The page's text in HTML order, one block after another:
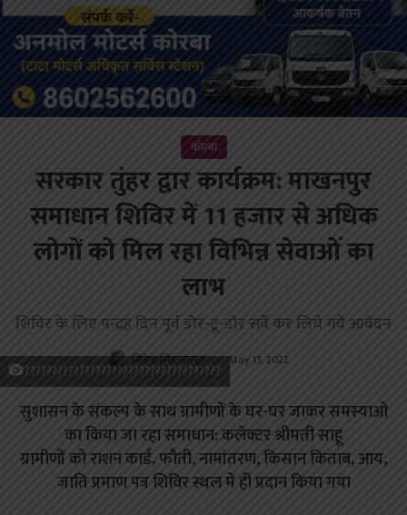
कोरबा
सरकार तुंहर द्वार कार्यक्रम: माखनपुर
समाधान शिविर में 11 हजार से अधिक
लोगों को मिल रहा विभिन्न सेवाओं का
लाभ
शिविर के लिए पन्द्रह दिन पूर्व डोर-टू-डोर सर्वे कर लिये गये आवेदन
जितेन्द्र सिंह राजपूत May 13, 2022
????????????????????????????????????
सुशासन के संकल्प के साथ ग्रामीणों के घर-घर जाकर समस्याओ
का किया जा रहा समाधान: कलेक्टर श्रीमती साहू
ग्रामीणों को राशन कार्ड, फौती, नामांतरण, किसान किताब, आय,
जाति प्रमाण पत्र शिविर स्थल में ही प्रदान किया गया